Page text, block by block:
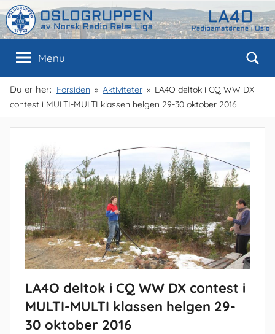
Skip
to
content
Oslogruppen
av
NRRL
Oslo
Menu
Du er her: Forsiden Aktiviteter
LA4O deltok i CQ WW DX
contest i MULTI-MULTI klassen helgen 29-30 oktober 2016
LA4O deltok i CQ WW DX contest i
MULTI-MULTI klassen helgen 29-
30 oktober 2016